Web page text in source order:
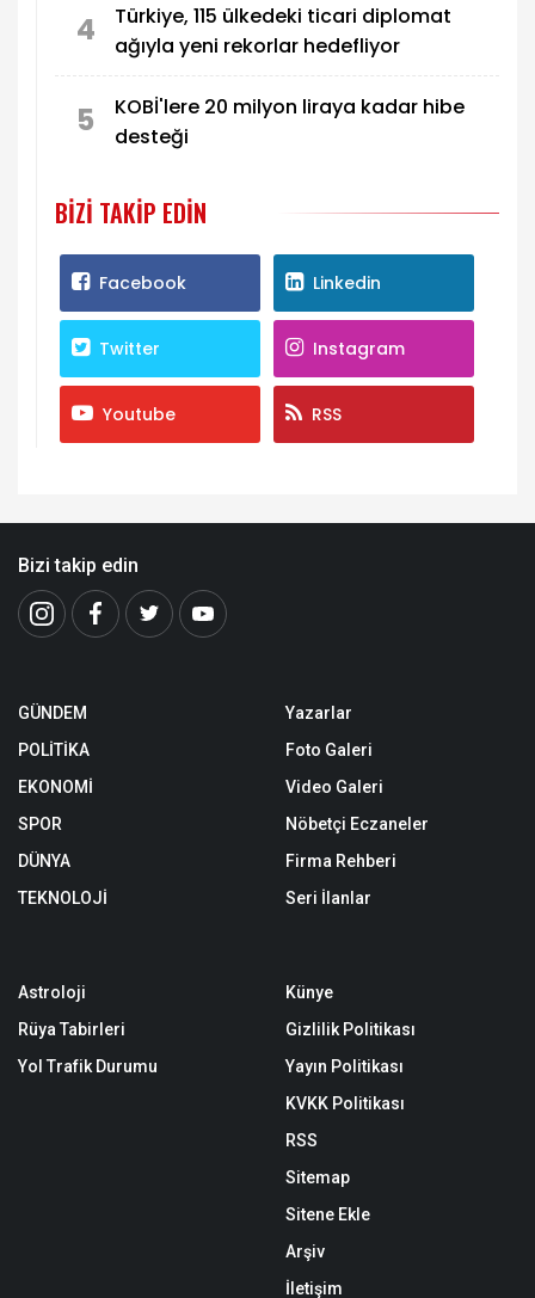
4
Türkiye, 115 ülkedeki ticari diplomat
ağıyla yeni rekorlar hedefliyor
5
KOBİ'lere 20 milyon liraya kadar hibe
desteği
BIZI TAKIP EDIN
Facebook Linkedin
Twitter Instagram
Youtube RSS
Bizi takip edin
GÜNDEM
POLİTİKA
EKONOMİ
SPOR
DÜNYA
TEKNOLOJİ
Yazarlar
Foto Galeri
Video Galeri
Nöbetçi Eczaneler
Firma Rehberi
Seri İlanlar
Astroloji
Rüya Tabirleri
Yol Trafik Durumu
Künye
Gizlilik Politikası
Yayın Politikası
KVKK Politikası
RSS
Sitemap
Sitene Ekle
Arşiv
İletişim